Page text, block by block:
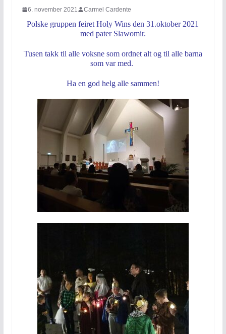
6. november 2021 Carmel Cardente
Polske gruppen feiret Holy Wins den 31.oktober 2021
med pater Slawomir.
Tusen takk til alle voksne som ordnet alt og til alle barna
som var med.
Ha en god helg alle sammen!